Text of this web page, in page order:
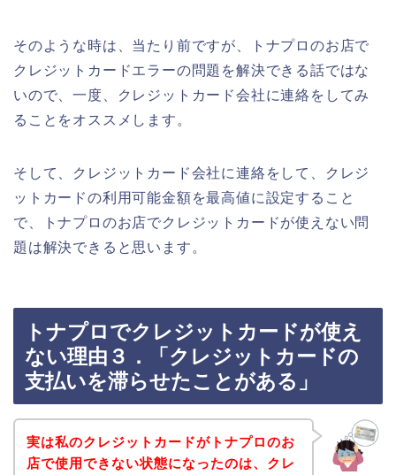
そのような時は、当たり前ですが、トナプロのお店で
クレジットカードエラーの問題を解決できる話ではな
いので、一度、クレジットカード会社に連絡をしてみ
ることをオススメします。
そして、クレジットカード会社に連絡をして、クレジ
ットカードの利用可能金額を最高値に設定すること
で、トナプロのお店でクレジットカードが使えない問
題は解決できると思います。
トナプロでクレジットカードが使え
ない理由３．「クレジットカードの
支払いを滞らせたことがある」
実は私のクレジットカードがトナプロのお
店で使用できない状態になったのは、クレ